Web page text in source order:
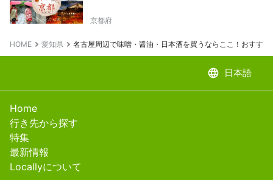
京都府
HOME 愛知県 名古屋周辺で味噌・醤油・日本酒を買うならここ！おすす
language 日本語
Home
行き先から探す
特集
最新情報
Locallyについて